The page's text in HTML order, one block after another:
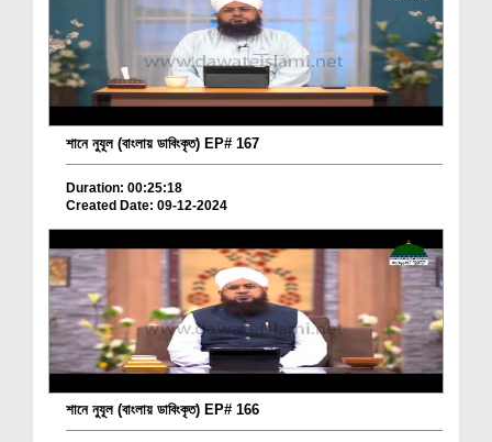
শানে নুযূল (বাংলায় ডাবিংকৃত) EP# 167
Duration: 00:25:18
Created Date: 09-12-2024
শানে নুযূল (বাংলায় ডাবিংকৃত) EP# 166